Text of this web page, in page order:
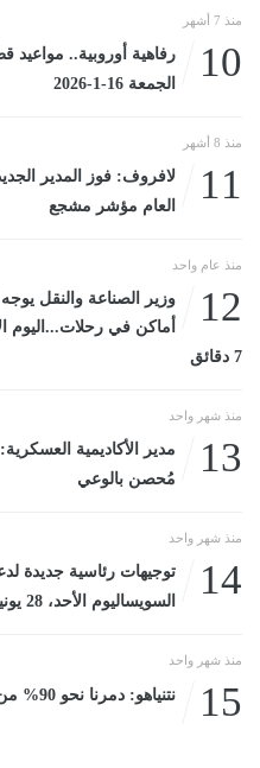
منذ 7 أشهر
10
رفاهية أوروبية.. مواعيد
الجمعة 16-1-2026
منذ 8 أشهر
11
لافروف: فوز المدير
العام مؤشر مشجع
منذ عام واحد
12
وزير الصناعة والنقل
7 دقائق
منذ شهر واحد
13
مدير الأكاديمية
مُحصن بالوعي
منذ شهر واحد
14
توجيهات رئاسية جديدة
السويساليوم الأحد، 28 يونيو 2026 01:52 مـ
منذ شهر واحد
15 نتنياهو: دمرنا نحو 90% من مخزون حزب الله الصاروخى